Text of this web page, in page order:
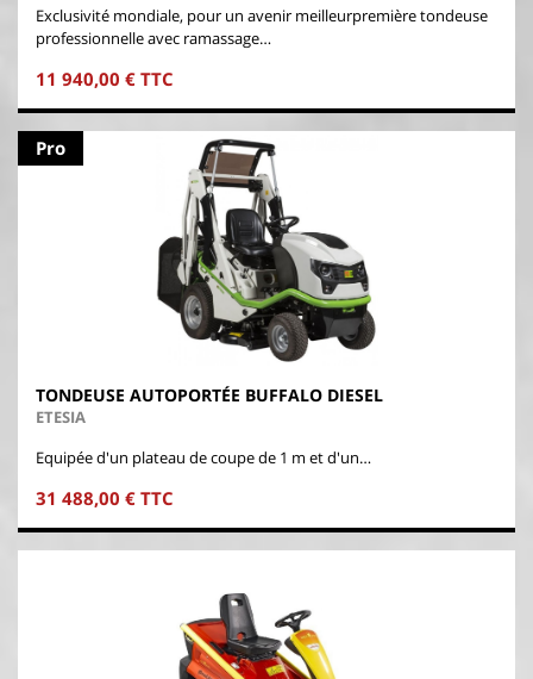
Exclusivité mondiale, pour un avenir meilleurpremière tondeuse
professionnelle avec ramassage…
11 940,00 € TTC
Pro
TONDEUSE AUTOPORTÉE BUFFALO DIESEL
ETESIA
Equipée d'un plateau de coupe de 1 m et d'un…
31 488,00 € TTC